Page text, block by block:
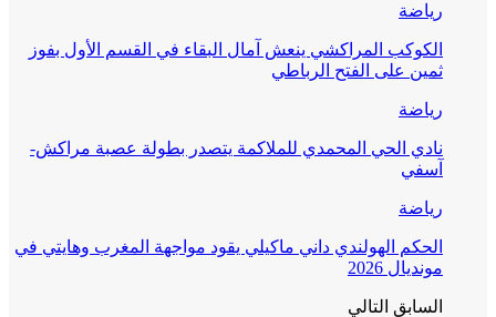
رياضة
الكوكب المراكشي ينعش آمال البقاء في القسم الأول بفوز
ثمين على الفتح الرباطي
رياضة
نادي الحي المحمدي للملاكمة يتصدر بطولة عصبة مراكش-
آسفي
رياضة
الحكم الهولندي داني ماكيلي يقود مواجهة المغرب وهايتي في
مونديال 2026
السابق التالي